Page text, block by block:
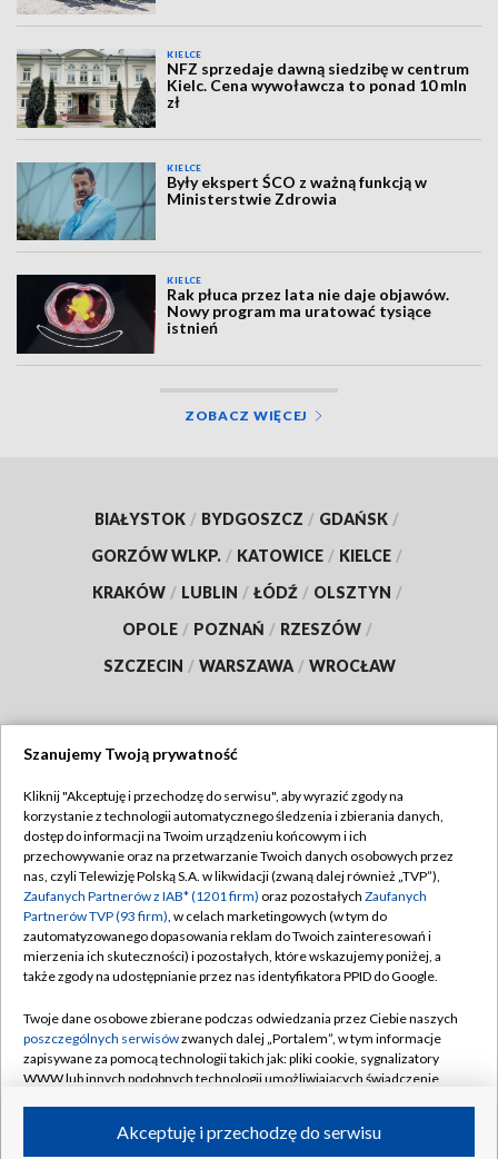
KIELCE
NFZ sprzedaje dawną siedzibę w centrum
Kielc. Cena wywoławcza to ponad 10 mln
zł
KIELCE
Były ekspert ŚCO z ważną funkcją w
Ministerstwie Zdrowia
KIELCE
Rak płuca przez lata nie daje objawów.
Nowy program ma uratować tysiące
istnień
ZOBACZ WIĘCEJ
BIAŁYSTOK / BYDGOSZCZ / GDAŃSK /
GORZÓW WLKP. / KATOWICE / KIELCE /
KRAKÓW / LUBLIN / ŁÓDŹ / OLSZTYN /
OPOLE / POZNAŃ / RZESZÓW /
SZCZECIN / WARSZAWA / WROCŁAW
TVP
Abonament TVP
Emisja w TVP
Centrum informacji TVP
Naziemna Telewizja Cyfrowa
Rada Programowa
System NOS
Informacje o nadawcy
Program dla prasy
Regulamin TVP
Polityka prywatności
Moje zgody
Pomoc
Kontakt
Kanały
Szanujemy Twoją prywatność
Kliknij "Akceptuję i przechodzę do serwisu", aby wyrazić zgody na
korzystanie z technologii automatycznego śledzenia i zbierania danych,
dostęp do informacji na Twoim urządzeniu końcowym i ich
przechowywanie oraz na przetwarzanie Twoich danych osobowych przez
nas, czyli Telewizję Polską S.A. w likwidacji (zwaną dalej również „TVP”),
Zaufanych Partnerów z IAB* (1201 firm) oraz pozostałych Zaufanych
Partnerów TVP (93 firm), w celach marketingowych (w tym do
zautomatyzowanego dopasowania reklam do Twoich zainteresowań i
mierzenia ich skuteczności) i pozostałych, które wskazujemy poniżej, a
także zgody na udostępnianie przez nas identyfikatora PPID do Google.
Twoje dane osobowe zbierane podczas odwiedzania przez Ciebie naszych
poszczególnych serwisówzwanych dalej „Portalem”, w tym informacje
zapisywane za pomocą technologii takich jak: pliki cookie, sygnalizatory
WWW lub innych podobnych technologii umożliwiających świadczenie
ruchu w Internecie.Akceptuję i przechodzę do serwisu